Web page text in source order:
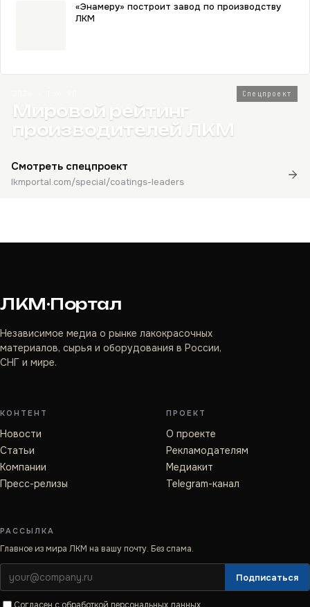
«Энамеру» построит завод по производству
ЛКМ
Спецпроект
Мировой рейтинг
производителей ЛКМ
Смотреть спецпроект
lkmportal.com/special/coatings-leaders
ЛКМ·Портал
Независимое медиа о рынке лакокрасочных
материалов, сырья и оборудования в России,
СНГ и мире.
КОНТЕНТ
Новости
Статьи
Компании
Пресс-релизы
ПРОЕКТ
О проекте
Рекламодателям
Медиакит
Telegram-канал
РАССЫЛКА
Главное из мира ЛКМ на вашу почту. Без спама.
Подписаться